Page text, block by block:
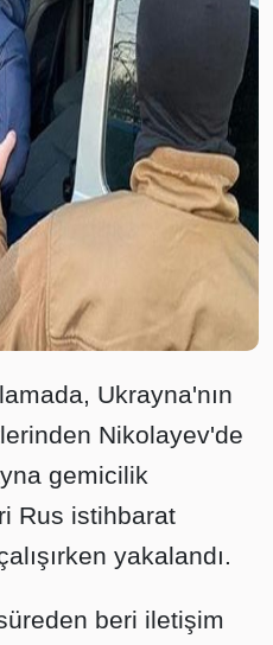
Ukrayna'nın
Nikolayev'de
gemicilik
Rus istihbarat
yakalandı.
beri iletişim